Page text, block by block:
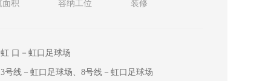
面积 容纳工位 装修
虹 口－虹口足球场
3号线－虹口足球场、8号线－虹口足球场